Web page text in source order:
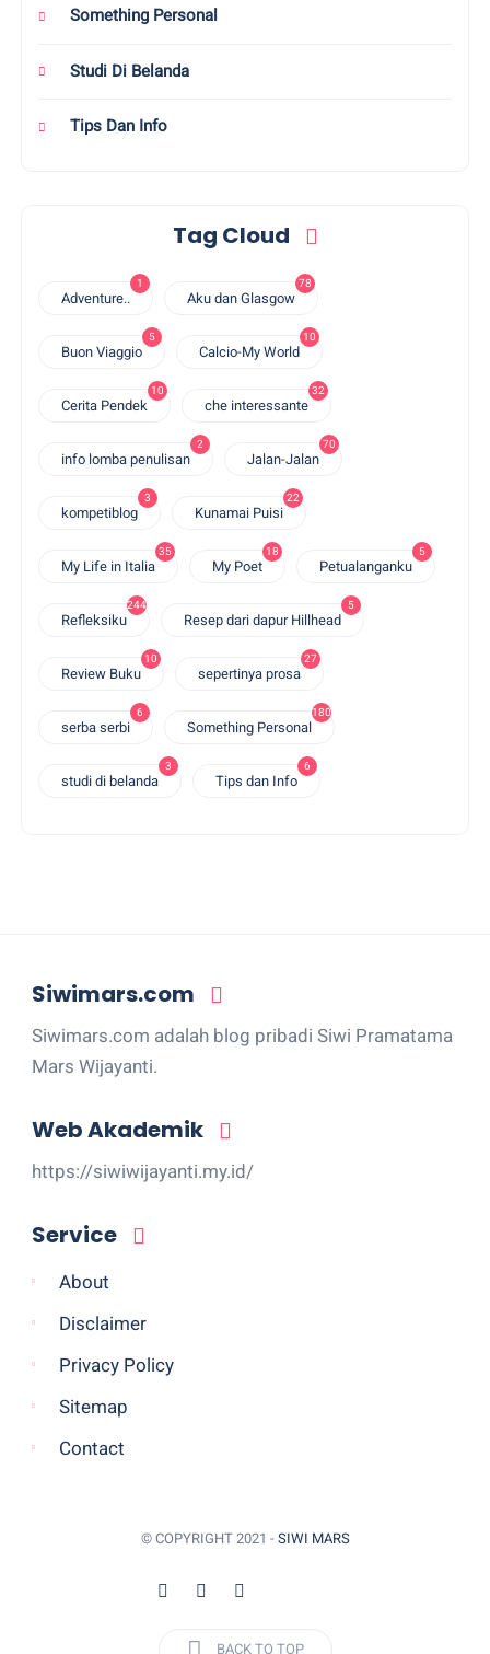
Something Personal
Studi Di Belanda
Tips Dan Info
Tag Cloud
Adventure..
1
Aku dan Glasgow
78
Buon Viaggio
5
Calcio-My World
10
Cerita Pendek
10
che interessante
32
info lomba penulisan
2
Jalan-Jalan
70
kompetiblog
3
Kunamai Puisi
22
My Life in Italia
35
My Poet
18
Petualanganku
5
Refleksiku
244
Resep dari dapur Hillhead
5
Review Buku
10
sepertinya prosa
27
serba serbi
6
Something Personal
180
studi di belanda
3
Tips dan Info
6
Siwimars.com
Siwimars.com adalah blog pribadi Siwi Pramatama
Mars Wijayanti.
Web Akademik
https://siwiwijayanti.my.id/
Service
About
Disclaimer
Privacy Policy
Sitemap
Contact
© COPYRIGHT 2021 - SIWI MARS
BACK TO TOP